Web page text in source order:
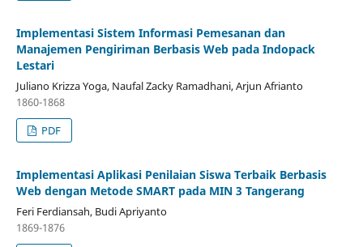
Implementasi Sistem Informasi Pemesanan dan
Manajemen Pengiriman Berbasis Web pada Indopack
Lestari
Juliano Krizza Yoga, Naufal Zacky Ramadhani, Arjun Afrianto
1860-1868
PDF
Implementasi Aplikasi Penilaian Siswa Terbaik Berbasis
Web dengan Metode SMART pada MIN 3 Tangerang
Feri Ferdiansah, Budi Apriyanto
1869-1876